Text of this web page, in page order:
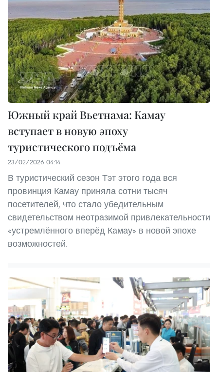
Южный край Вьетнама: Камау
вступает в новую эпоху
туристического подъёма
23/02/2026 04:14
В туристический сезон Тэт этого года вся
провинция Камау приняла сотни тысяч
посетителей, что стало убедительным
свидетельством неотразимой привлекательности
«устремлённого вперёд Камау» в новой эпохе
возможностей.